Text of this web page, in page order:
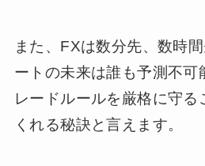
また、FXは数分先、数時
ートの未来は誰も予測不可
レードルールを厳格に守る
くれる秘訣と言えます。